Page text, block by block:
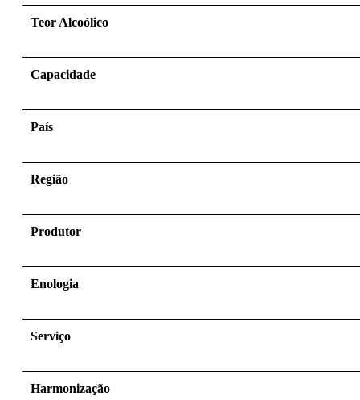
Teor Alcoólico
Capacidade
País
Região
Produtor
Enologia
Serviço
Harmonização